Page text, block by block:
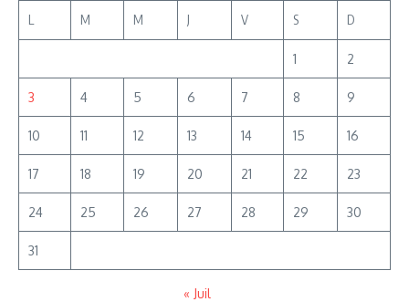
L M M J V S D
1 2
3 4 5 6 7 8 9
10 11 12 13 14 15 16
17 18 19 20 21 22 23
24 25 26 27 28 29 30
31
« Juil